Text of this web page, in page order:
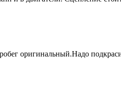
оригинальный.Надо